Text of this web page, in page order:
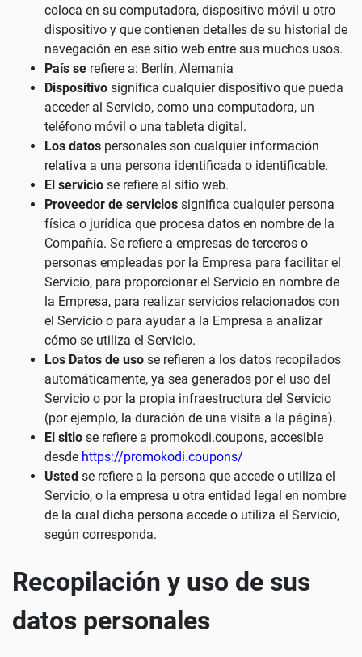
coloca en su computadora, dispositivo móvil u otro
dispositivo y que contienen detalles de su historial de
navegación en ese sitio web entre sus muchos usos.
País se refiere a: Berlín, Alemania
Dispositivo significa cualquier dispositivo que pueda
acceder al Servicio, como una computadora, un
teléfono móvil o una tableta digital.
Los datos personales son cualquier información
relativa a una persona identificada o identificable.
El servicio se refiere al sitio web.
Proveedor de servicios significa cualquier persona
física o jurídica que procesa datos en nombre de la
Compañía. Se refiere a empresas de terceros o
personas empleadas por la Empresa para facilitar el
Servicio, para proporcionar el Servicio en nombre de
la Empresa, para realizar servicios relacionados con
el Servicio o para ayudar a la Empresa a analizar
cómo se utiliza el Servicio.
Los Datos de uso se refieren a los datos recopilados
automáticamente, ya sea generados por el uso del
Servicio o por la propia infraestructura del Servicio
(por ejemplo, la duración de una visita a la página).
El sitio se refiere a promokodi.coupons, accesible
desde https://promokodi.coupons/
Usted se refiere a la persona que accede o utiliza el
Servicio, o la empresa u otra entidad legal en nombre
de la cual dicha persona accede o utiliza el Servicio,
según corresponda.
Recopilación y uso de sus
datos personales